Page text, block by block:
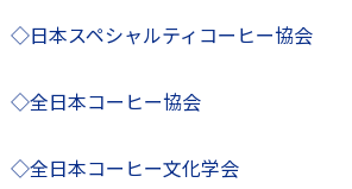
◇日本スペシャルティコーヒー協会
◇全日本コーヒー協会
◇全日本コーヒー文化学会